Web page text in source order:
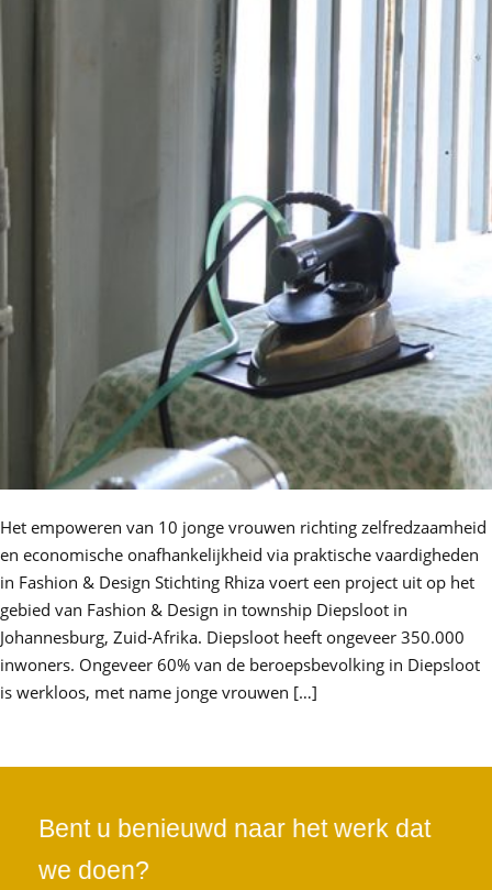
Het empoweren van 10 jonge vrouwen richting zelfredzaamheid
en economische onafhankelijkheid via praktische vaardigheden
in Fashion & Design Stichting Rhiza voert een project uit op het
gebied van Fashion & Design in township Diepsloot in
Johannesburg, Zuid-Afrika. Diepsloot heeft ongeveer 350.000
inwoners. Ongeveer 60% van de beroepsbevolking in Diepsloot
is werkloos, met name jonge vrouwen […]
Bent u benieuwd naar het werk dat
we doen?